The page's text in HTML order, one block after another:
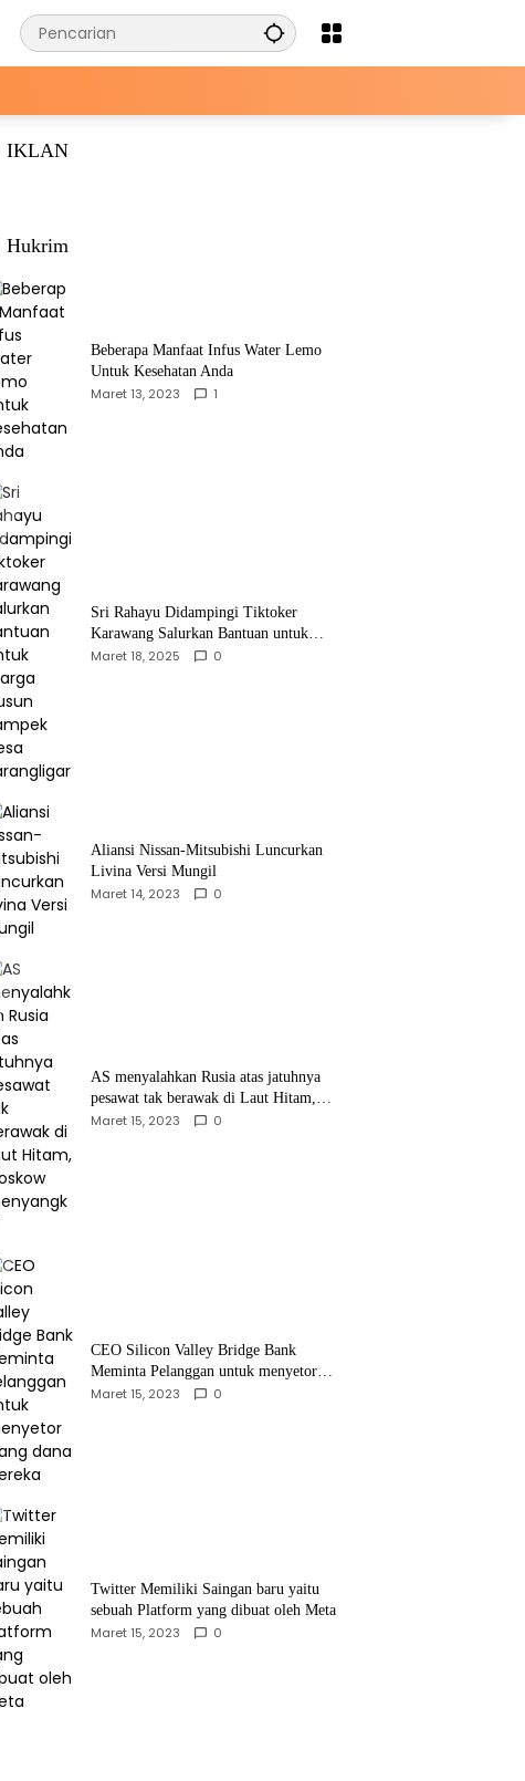
IKLAN
Hukrim
Beberapa Manfaat Infus Water Lemo
Untuk Kesehatan Anda
Maret 13, 2023 1
Sri Rahayu Didampingi Tiktoker
Karawang Salurkan Bantuan untuk
Warga Dusun Kampek Desa Karangligar
Maret 18, 2025 0
Aliansi Nissan-Mitsubishi Luncurkan
Livina Versi Mungil
Maret 14, 2023 0
AS menyalahkan Rusia atas jatuhnya
pesawat tak berawak di Laut Hitam,
Moskow menyangkal
Maret 15, 2023 0
CEO Silicon Valley Bridge Bank
Meminta Pelanggan untuk menyetor
ulang dana Mereka
Maret 15, 2023 0
Twitter Memiliki Saingan baru yaitu
sebuah Platform yang dibuat oleh Meta
Maret 15, 2023 0